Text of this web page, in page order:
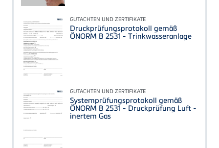
GUTACHTEN UND ZERTIFIKATE
Druckprüfungsprotokoll gemäß
ÖNORM B 2531 - Trinkwasseranlage
GUTACHTEN UND ZERTIFIKATE
Systemprüfungsprotokoll gemäß
ÖNORM B 2531 - Druckprüfung Luft -
inertem Gas